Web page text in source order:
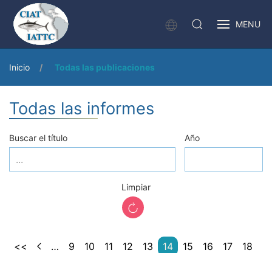
MENU
Inicio Todas las publicaciones
Todas las informes
Buscar el título Año
Limpiar
<< … 9 10 11 12 13 14 15 16 17
18